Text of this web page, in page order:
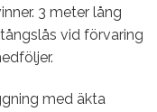
3 meter lång
vid förvaring
med äkta